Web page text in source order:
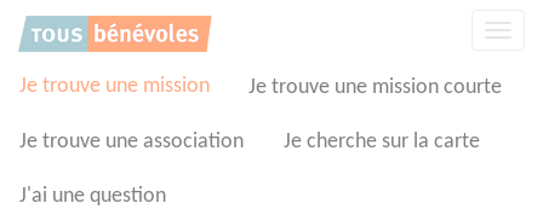
Je trouve une mission Je trouve une mission courte
Je trouve une association Je cherche sur la carte
J'ai une question
Panneau de gestion des cookies